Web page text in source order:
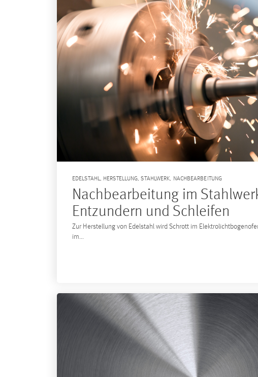
EDELSTAHL, HERSTELLUNG,STAHLWERK, NACHBEARBEITUNG
Nachbearbeitung im
Entzundern und Schleifen
Zur Herstellung von Edelstahl wird Schrott im
im...